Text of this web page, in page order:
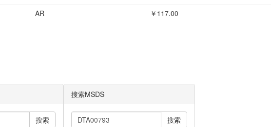
AR ￥117.00
搜索
搜索MSDS
搜索